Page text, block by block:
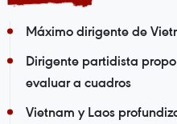
Máximo dirigente de
Dirigente partidista
evaluar a cuadros
Vietnam y Laos